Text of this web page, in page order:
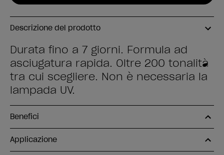
Descrizione del prodotto
Durata fino a 7 giorni. Formula ad
asciugatura rapida. Oltre 200 tonalità
tra cui scegliere. Non è necessaria la
lampada UV.
Benefici
Applicazione